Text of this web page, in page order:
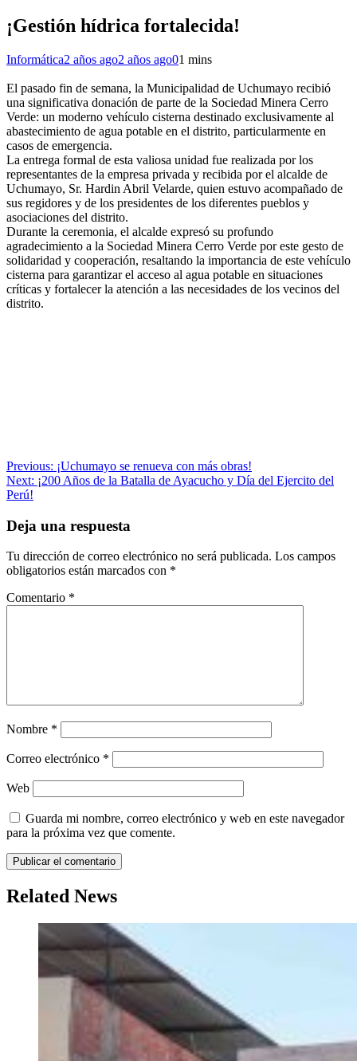
¡Gestión hídrica fortalecida!
Informática2 años ago2 años ago01 mins
El pasado fin de semana, la Municipalidad de Uchumayo recibió
una significativa donación de parte de la Sociedad Minera Cerro
Verde: un moderno vehículo cisterna destinado exclusivamente al
abastecimiento de agua potable en el distrito, particularmente en
casos de emergencia.
La entrega formal de esta valiosa unidad fue realizada por los
representantes de la empresa privada y recibida por el alcalde de
Uchumayo, Sr. Hardin Abril Velarde, quien estuvo acompañado de
sus regidores y de los presidentes de los diferentes pueblos y
asociaciones del distrito.
Durante la ceremonia, el alcalde expresó su profundo
agradecimiento a la Sociedad Minera Cerro Verde por este gesto de
solidaridad y cooperación, resaltando la importancia de este vehículo
cisterna para garantizar el acceso al agua potable en situaciones
críticas y fortalecer la atención a las necesidades de los vecinos del
distrito.
Navegación
de
Previous: ¡Uchumayo se renueva con más obras!
Next: ¡200 Años de la Batalla de Ayacucho y Día del Ejercito del
Perú!
Deja una respuesta
Tu dirección de correo electrónico no será publicada. Los campos
obligatorios están marcados con *
Comentario *
Nombre *
Correo electrónico *
Web
Guarda mi nombre, correo electrónico y web en este navegador
para la próxima vez que comente.
Related News